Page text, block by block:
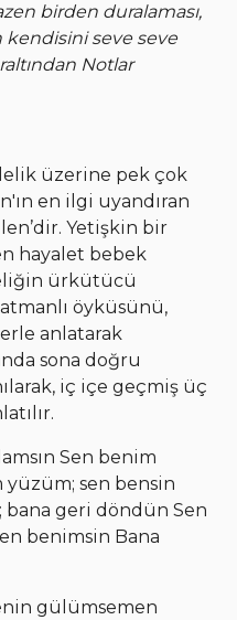
birden duralaması,
seve seve
Notlar
üzerine pek çok
en ilgi uyandıran
Yetişkin bir
hayalet bebek
ürkütücü
öyküsünü,
anlatarak
sona doğru
iç içe geçmiş üç
Sen benim
yüzüm; sen bensin
geri döndün Sen
benimsin Bana
gülümsemen